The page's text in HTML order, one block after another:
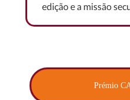
edição e a missão
Prémio